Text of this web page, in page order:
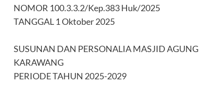
‎NOMOR 100.3.3.2/Kep.383 Huk/2025
‎TANGGAL 1 Oktober 2025
‎SUSUNAN DAN PERSONALIA MASJID AGUNG
KARAWANG
‎PERIODE TAHUN 2025-2029